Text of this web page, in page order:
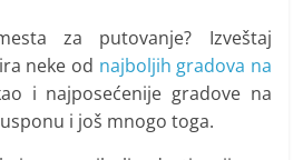
za putovanje? Izveštaj
neke od najboljih gradova na
i najposećenije gradove na
i još mnogo toga.